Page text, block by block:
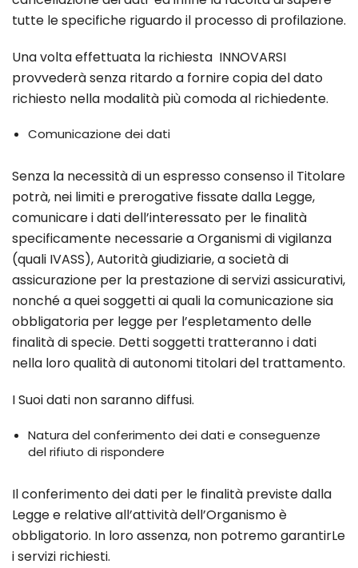
tutte le specifiche riguardo il processo di profilazione.
Una volta effettuata la richiesta INNOVARSI
provvederà senza ritardo a fornire copia del dato
richiesto nella modalità più comoda al richiedente.
Comunicazione dei dati
Senza la necessità di un espresso consenso il Titolare
potrà, nei limiti e prerogative fissate dalla Legge,
comunicare i dati dell’interessato per le finalità
specificamente necessarie a Organismi di vigilanza
(quali IVASS), Autorità giudiziarie, a società di
assicurazione per la prestazione di servizi assicurativi,
nonché a quei soggetti ai quali la comunicazione sia
obbligatoria per legge per l’espletamento delle
finalità di specie. Detti soggetti tratteranno i dati
nella loro qualità di autonomi titolari del trattamento.
I Suoi dati non saranno diffusi.
Natura del conferimento dei dati e conseguenze
del rifiuto di rispondere
Il conferimento dei dati per le finalità previste dalla
Legge e relative all’attività dell’Organismo è
obbligatorio. In loro assenza, non potremo garantirLe
i servizi richiesti.